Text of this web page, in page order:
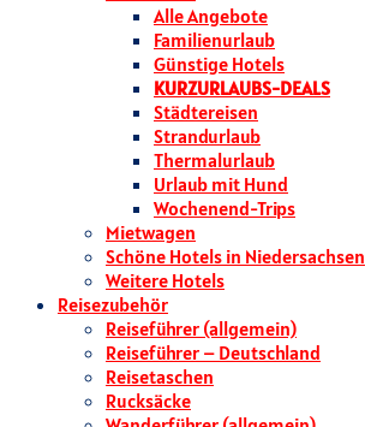
Alle Angebote
Familienurlaub
Günstige Hotels
KURZURLAUBS-DEALS
Städtereisen
Strandurlaub
Thermalurlaub
Urlaub mit Hund
Wochenend-Trips
Mietwagen
Schöne Hotels in Niedersachsen
Weitere Hotels
Reisezubehör
Reiseführer (allgemein)
Reiseführer – Deutschland
Reisetaschen
Rucksäcke